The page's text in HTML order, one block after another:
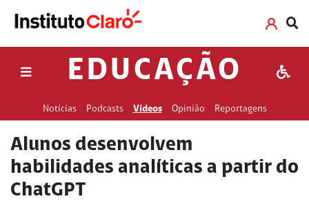
EDUCAÇÃO
Notícias Podcasts Vídeos Opinião Reportagens
Alunos desenvolvem
habilidades analíticas a partir do
ChatGPT